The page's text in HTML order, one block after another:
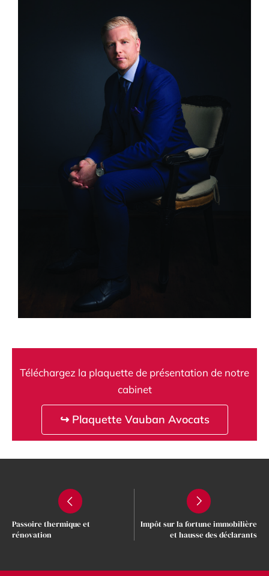
Téléchargez la plaquette de présentation de notre
cabinet
↪ Plaquette Vauban Avocats
Passoire thermique et
rénovation
Impôt sur la fortune immobilière
et hausse des déclarants